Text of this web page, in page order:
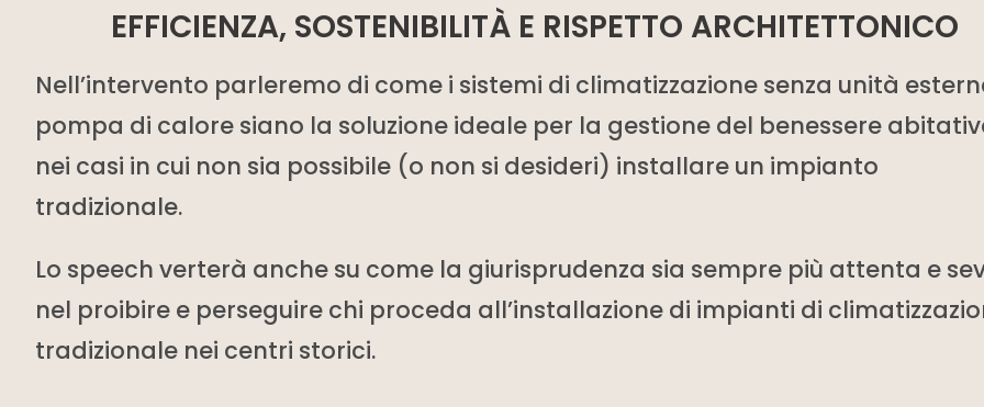
EFFICIENZA, SOSTENIBILITÀ E RISPETTO ARCHITETTONICO
Nell’intervento parleremo di come i sistemi di climatizzazione senza unità
pompa di calore siano la soluzione ideale per la gestione del benessere
nei casi in cui non sia possibile (o non si desideri) installare un impianto
tradizionale.
Lo speech verterà anche su come la giurisprudenza sia sempre più attenta e
nel proibire e perseguire chi proceda all’installazione di impianti di
tradizionale nei centri storici.